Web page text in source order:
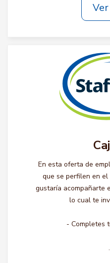
En esta oferta de
que se perfilen en el
gustaría acompañarte
lo cual te
- Completes